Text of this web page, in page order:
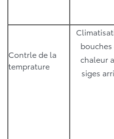
Contrle de la
temprature
bouches
chaleur
siges